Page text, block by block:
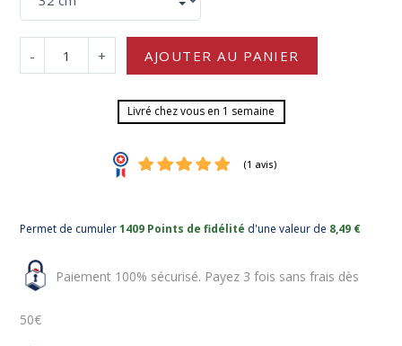
- + AJOUTER AU PANIER
Livré chez vous en 1 semaine
Permet de cumuler1409 Points de fidélité d'une valeur de 8,49 €
Paiement 100% sécurisé. Payez 3 fois sans frais dès
50€